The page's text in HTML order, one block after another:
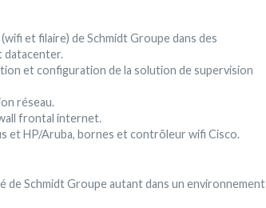
et filaire) de Schmidt Groupe dans des
datacenter.
et configuration de la solution de supervision
réseau.
frontal internet.
et HP/Aruba, bornes et contrôleur wifi Cisco.
Schmidt Groupe autant dans un environnement